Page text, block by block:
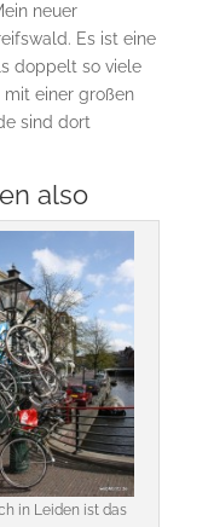
neuer
Es ist eine
doppelt so viele
mit einer großen
sind dort
also
in Leiden ist das